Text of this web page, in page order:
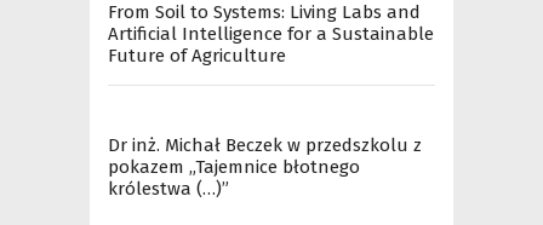
From Soil to Systems: Living Labs and
Artificial Intelligence for a Sustainable
Future of Agriculture
Dr inż. Michał Beczek w przedszkolu z
pokazem „Tajemnice błotnego
królestwa (…)”